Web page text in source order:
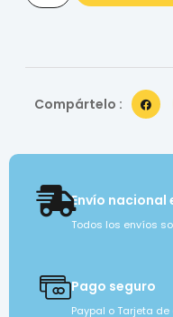
Compártelo :
Envío
Todos los envíos
Pago seguro
Paypal o Tarjeta